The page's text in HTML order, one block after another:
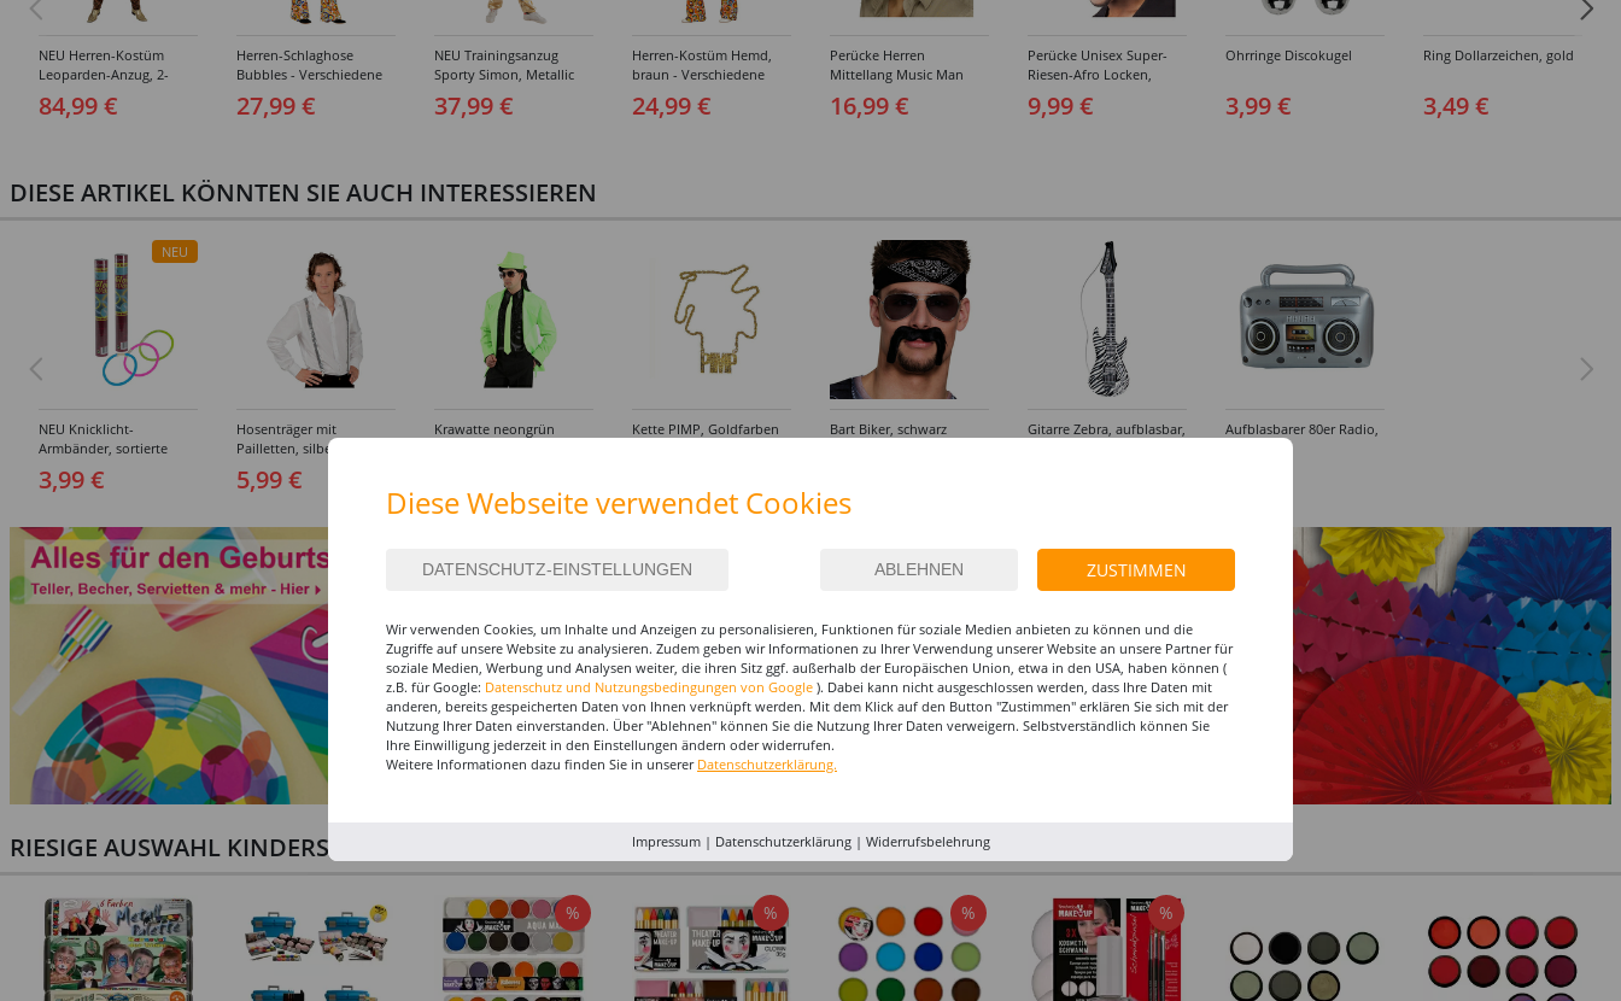
NEU Herren-Kostüm
Leoparden-Anzug, 2-
teilig - verschiedene
Größen (S-XXL)
84,99 €
Herren-Schlaghose
Bubbles - Verschiedene
Größen (S-XL)
27,99 €
NEU Trainingsanzug
Sporty Simon, Metallic
Gold-Schwarz -
Verschiedene Größen
37,99 €
Herren-Kostüm Hemd,
braun - Verschiedene
Größen (S-XL)
24,99 €
Perücke Herren
Mittellang Music Man
70er Retro, schwarz
16,99 €
Perücke Unisex Super-
Riesen-Afro Locken,
braun
9,99 €
Ohrringe Discokugel
3,99 €
Ring Dollarzeichen, gold
3,49 €
DIESE ARTIKEL KÖNNTEN SIE AUCH INTERESSIEREN
NEU
NEU Knicklicht-
Armbänder, sortierte
Farben, 15 Stück
3,99 €
Hosenträger mit
Pailletten, silber
5,99 €
Krawatte neongrün Kette PIMP, Goldfarben Bart Biker, schwarz
Gitarre Zebra, aufblasbar,
Aufblasbarer 80er Radio,
RIESIGE AUSWAHL KINDERSCHMINKEN, PROFI-MAKE-UP & ZUBEHÖR
% % % %
Diese Webseite verwendet Cookies
ZUSTIMMEN
Wir verwenden Cookies, um Inhalte und Anzeigen zu personalisieren, Funktionen für soziale Medien anbieten zu können und die
Zugriffe auf unsere Website zu analysieren. Zudem geben wir Informationen zu Ihrer Verwendung unserer Website an unsere Partner für
soziale Medien, Werbung und Analysen weiter, die ihren Sitz ggf. außerhalb der Europäischen Union, etwa in den USA, haben können (
z.B. für Google: Datenschutz und Nutzungsbedingungen von Google ). Dabei kann nicht ausgeschlossen werden, dass Ihre Daten mit
anderen, bereits gespeicherten Daten von Ihnen verknüpft werden. Mit dem Klick auf den Button "Zustimmen" erklären Sie sich mit der
Nutzung Ihrer Daten einverstanden. Über "Ablehnen" können Sie die Nutzung Ihrer Daten verweigern. Selbstverständlich können Sie
Ihre Einwilligung jederzeit in den Einstellungen ändern oder widerrufen.
Weitere Informationen dazu finden Sie in unserer Datenschutzerklärung.
Impressum| Datenschutzerklärung| Widerrufsbelehrung